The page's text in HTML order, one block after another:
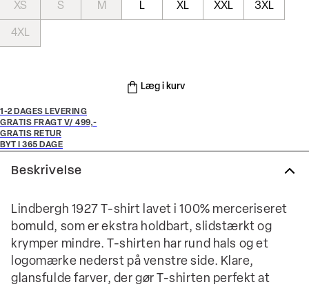
XS S M L XL XXL 3XL
4XL
Læg i kurv
1-2 DAGES LEVERING
GRATIS FRAGT V/ 499,-
GRATIS RETUR
BYT I 365 DAGE
Beskrivelse
Lindbergh 1927 T-shirt lavet i 100% merceriseret
bomuld, som er ekstra holdbart, slidstærkt og
krymper mindre. T-shirten har rund hals og et
logomærke nederst på venstre side. Klare,
glansfulde farver, der gør T-shirten perfekt at